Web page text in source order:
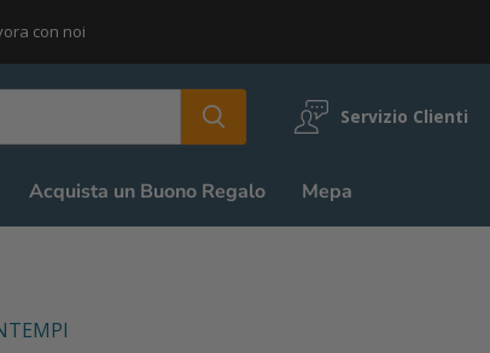
con noi
Servizio Clienti
Acquista un Buono Regalo Mepa